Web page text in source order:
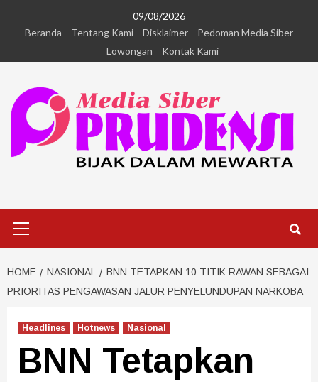
09/08/2026
Beranda
Tentang Kami Disklaimer
Pedoman Media Siber
Lowongan
Kontak Kami
HOME NASIONAL
BNN TETAPKAN 10 TITIK RAWAN SEBAGAI
PRIORITAS PENGAWASAN JALUR PENYELUNDUPAN NARKOBA
Headlines Hotnews Nasional
BNN Tetapkan